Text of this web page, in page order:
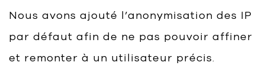
Nous avons ajouté l’anonymisation des IP
par défaut afin de ne pas pouvoir affiner
et remonter à un utilisateur précis.